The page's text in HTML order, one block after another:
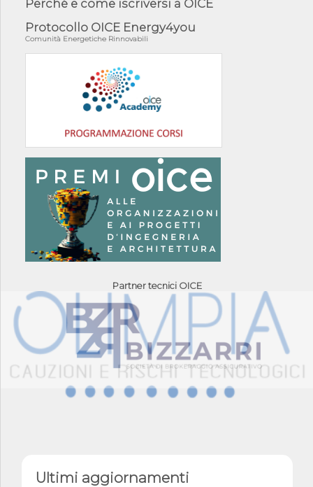
Perché e come iscriversi a OICE
Protocollo OICE Energy4you
Comunità Energetiche Rinnovabili
Partner tecnici OICE
Ultimi aggiornamenti